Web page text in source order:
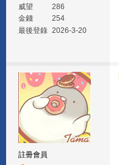
威望
286
金錢
254
最後登錄 2026-3-20
註冊會員